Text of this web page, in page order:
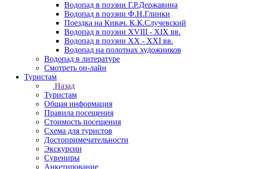
Водопад в поэзии Г.Р.Державина
Водопад в поэзии Ф.Н.Глинки
Поездка на Кивач. К.К.Случевский
Водопад в поэзии XVIII - XIX вв.
Водопад в поэзии XX - XXI вв.
Водопад на полотнах художников
Водопад в литературе
Смотреть он-лайн
Туристам
Назад
Туристам
Общая информация
Правила посещения
Стоимость посещения
Схема для туристов
Достопримечательности
Экскурсии
Сувениры
Анкетирование